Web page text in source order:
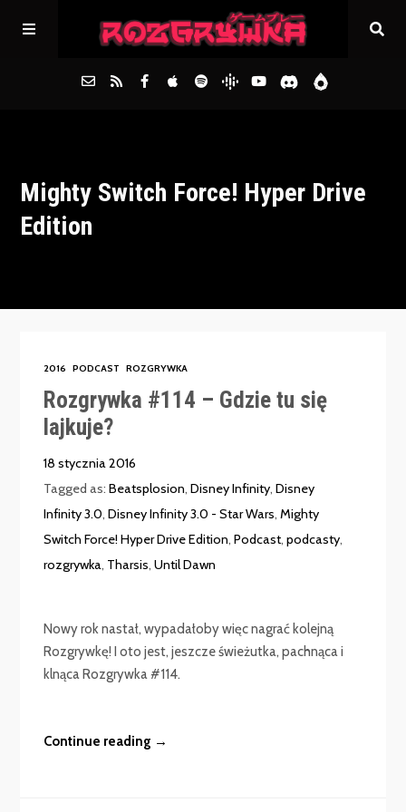
Archiwum
Kontakt
Mighty Switch Force! Hyper Drive
Edition
2016 PODCAST ROZGRYWKA
Rozgrywka #114 – Gdzie tu się
lajkuje?
18 stycznia 2016
Tagged as:Beatsplosion,Disney Infinity,Disney
Infinity 3.0,Disney Infinity 3.0 - Star Wars,Mighty
Switch Force! Hyper Drive Edition,Podcast,podcasty,
rozgrywka, Tharsis,Until Dawn
Nowy rok nastał, wypadałoby więc nagrać kolejną
Rozgrywkę! I oto jest, jeszcze świeżutka, pachnąca i
klnąca Rozgrywka #114.
Continue reading →